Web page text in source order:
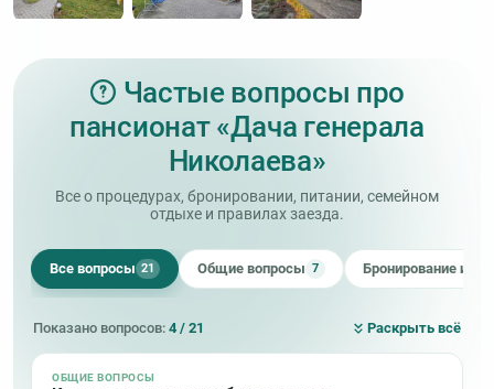
Частые вопросы про
пансионат «Дача генерала
Николаева»
Все о процедурах, бронировании, питании, семейном
отдыхе и правилах заезда.
Все вопросы 21 Общие вопросы 7 Бронирование и
Показано вопросов:4 / 21 Раскрыть всё
ОБЩИЕ ВОПРОСЫ